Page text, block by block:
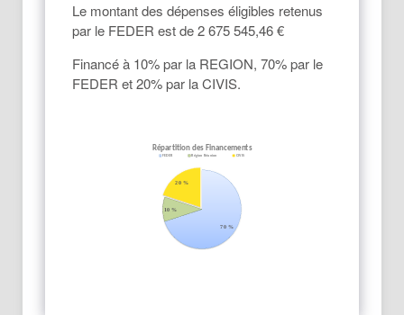
Le montant des dépenses éligibles retenus
par le FEDER est de 2 675 545,46 €
Financé à 10% par la REGION, 70% par le
FEDER et 20% par la CIVIS.